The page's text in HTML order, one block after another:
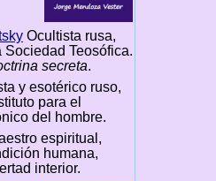
Ocultista rusa,
Sociedad Teosófica.
secreta.
y esotérico ruso,
para el
del hombre.
espiritual,
humana,
interior.